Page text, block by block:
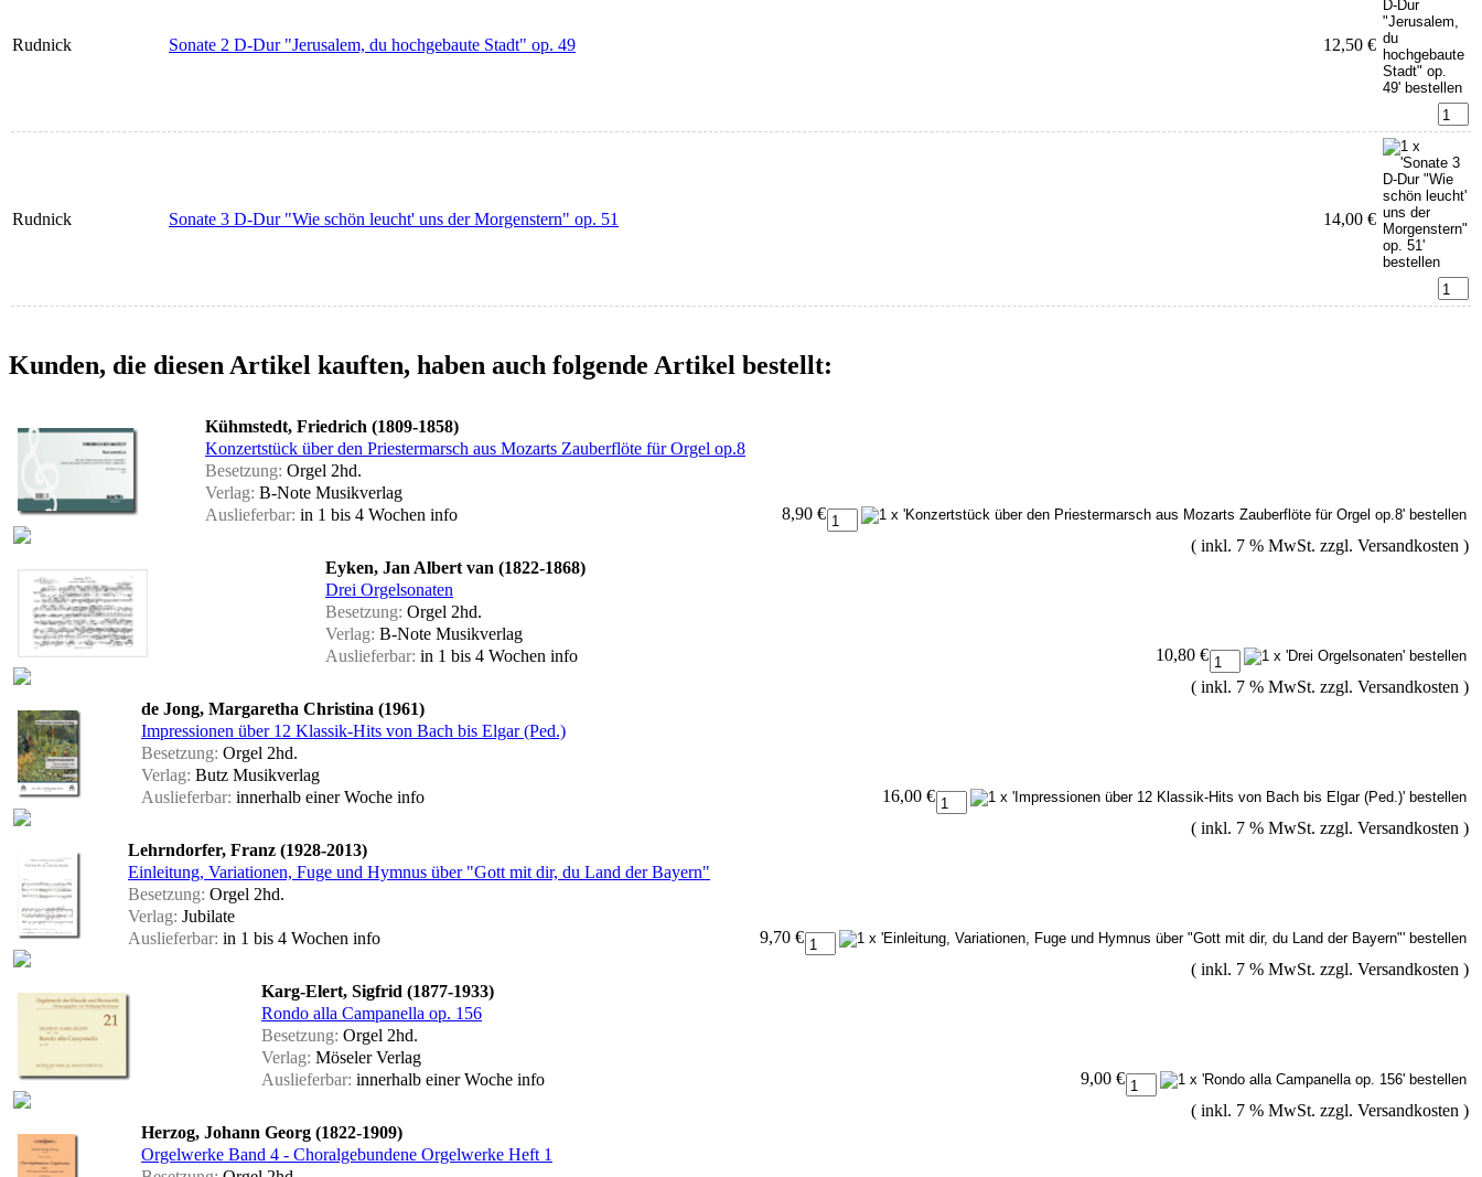
Rudnick Sonate 2 D-Dur "Jerusalem, du hochgebaute Stadt" op. 49 12,50 €
Rudnick Sonate 3 D-Dur "Wie schön leucht' uns der Morgenstern" op. 51 14,00 €
Kunden, die diesen Artikel kauften, haben auch folgende Artikel bestellt:
Kühmstedt, Friedrich (1809-1858)
Konzertstück über den Priestermarsch aus Mozarts Zauberflöte für Orgel op.8
Besetzung: Orgel 2hd.
Verlag: B-Note Musikverlag
Auslieferbar: in 1 bis 4 Wochen info
8,90 €
( inkl. 7 % MwSt. zzgl. Versandkosten )
Eyken, Jan Albert van (1822-1868)
Drei Orgelsonaten
Besetzung: Orgel 2hd.
Verlag: B-Note Musikverlag
Auslieferbar: in 1 bis 4 Wochen info
10,80 €
( inkl. 7 % MwSt. zzgl. Versandkosten )
de Jong, Margaretha Christina (1961)
Impressionen über 12 Klassik-Hits von Bach bis Elgar (Ped.)
Besetzung: Orgel 2hd.
Verlag: Butz Musikverlag
Auslieferbar: innerhalb einer Woche info
16,00 €
( inkl. 7 % MwSt. zzgl. Versandkosten )
Lehrndorfer, Franz (1928-2013)
Einleitung, Variationen, Fuge und Hymnus über "Gott mit dir, du Land der Bayern"
Besetzung: Orgel 2hd.
Verlag: Jubilate
Auslieferbar: in 1 bis 4 Wochen info
9,70 €
( inkl. 7 % MwSt. zzgl. Versandkosten )
Karg-Elert, Sigfrid (1877-1933)
Rondo alla Campanella op. 156
Besetzung: Orgel 2hd.
Verlag: Möseler Verlag
Auslieferbar: innerhalb einer Woche info
9,00 €
( inkl. 7 % MwSt. zzgl. Versandkosten )
Herzog, Johann Georg (1822-1909)
Orgelwerke Band 4 - Choralgebundene Orgelwerke Heft 1